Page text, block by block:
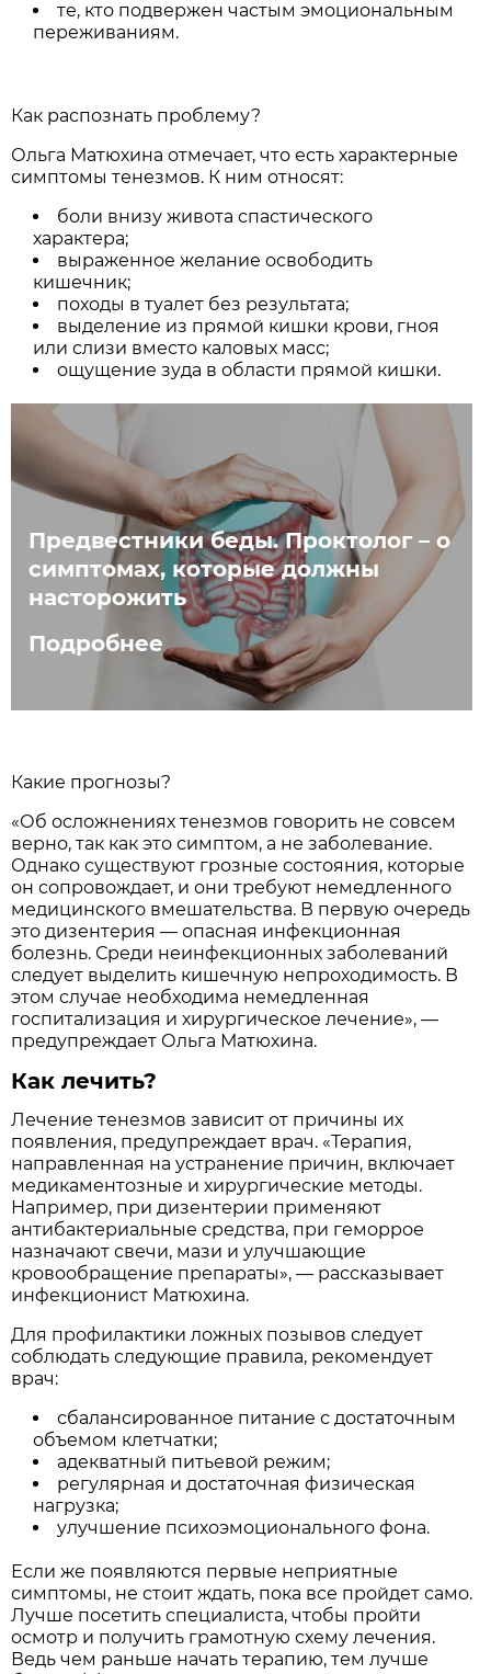
те, кто подвержен частым эмоциональным
переживаниям.
Как распознать проблему?
Ольга Матюхина отмечает, что есть характерные
симптомы тенезмов. К ним относят:
боли внизу живота спастического
характера;
выраженное желание освободить
кишечник;
походы в туалет без результата;
выделение из прямой кишки крови, гноя
или слизи вместо каловых масс;
ощущение зуда в области прямой кишки.
Предвестники беды. Проктолог – о
симптомах, которые должны
насторожить
Подробнее
Какие прогнозы?
«Об осложнениях тенезмов говорить не совсем
верно, так как это симптом, а не заболевание.
Однако существуют грозные состояния, которые
он сопровождает, и они требуют немедленного
медицинского вмешательства. В первую очередь
это дизентерия — опасная инфекционная
болезнь. Среди неинфекционных заболеваний
следует выделить кишечную непроходимость. В
этом случае необходима немедленная
госпитализация и хирургическое лечение», —
предупреждает Ольга Матюхина.
Как лечить?
Лечение тенезмов зависит от причины их
появления, предупреждает врач. «Терапия,
направленная на устранение причин, включает
медикаментозные и хирургические методы.
Например, при дизентерии применяют
антибактериальные средства, при геморрое
назначают свечи, мази и улучшающие
кровообращение препараты», — рассказывает
инфекционист Матюхина.
Для профилактики ложных позывов следует
соблюдать следующие правила, рекомендует
врач:
сбалансированное питание с достаточным
объемом клетчатки;
адекватный питьевой режим;
регулярная и достаточная физическая
нагрузка;
улучшение психоэмоционального фона.
Если же появляются первые неприятные
симптомы, не стоит ждать, пока все пройдет само.
Лучше посетить специалиста, чтобы пройти
осмотр и получить грамотную схему лечения.
Ведь чем раньше начать терапию, тем лучше